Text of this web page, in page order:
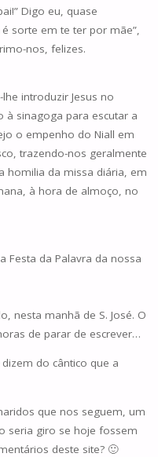
Digo eu, quase
sorte em te ter por mãe”,
nos, felizes.
introduzir Jesus no
à sinagoga para escutar a
o empenho do Niall em
trazendo-nos geralmente
homilia da missa diária, em
à hora de almoço, no
Festa da Palavra da nossa
nesta manhã de S. José. O
de parar de escrever…
do cântico que a
que nos seguem, um
seria giro se hoje fossem
deste site? 🙂